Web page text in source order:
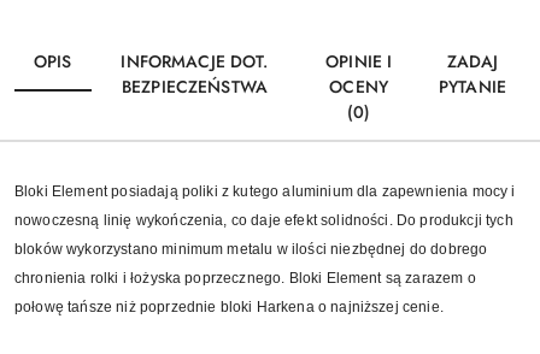
OPIS
INFORMACJE DOT.
BEZPIECZEŃSTWA
OPINIE I
OCENY
(0)
ZADAJ
PYTANIE
Bloki Element posiadają poliki z kutego aluminium dla zapewnienia mocy i
nowoczesną linię wykończenia, co daje efekt solidności. Do produkcji tych
bloków wykorzystano minimum metalu w ilości niezbędnej do dobrego
chronienia rolki i łożyska poprzecznego. Bloki Element są zarazem o
połowę tańsze niż poprzednie bloki Harkena o najniższej cenie.